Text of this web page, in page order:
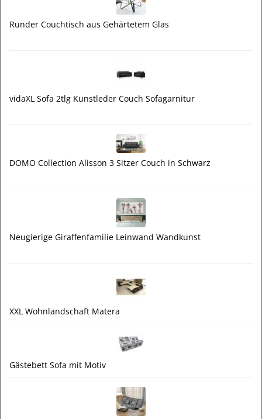
Runder Couchtisch aus Gehärtetem Glas
vidaXL Sofa 2tlg Kunstleder Couch Sofagarnitur
DOMO Collection Alisson 3 Sitzer Couch in Schwarz
Neugierige Giraffenfamilie Leinwand Wandkunst
XXL Wohnlandschaft Matera
Gästebett Sofa mit Motiv